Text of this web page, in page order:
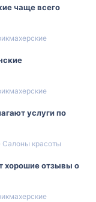
чаще всего
услуги по
Салоны красоты
хорошие отзывы о